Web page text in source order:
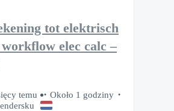
tot elektrisch
elec calc –
temu
Około 1 godziny